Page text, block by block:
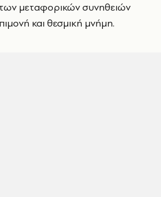
μεταφορικών συνηθειών
και θεσμική μνήμη.